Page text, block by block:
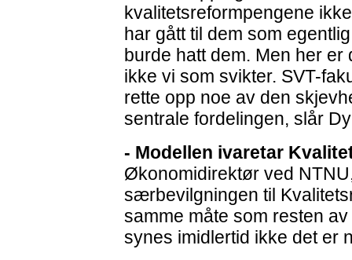
kvalitetsreformpengene ikke
har gått til dem som egentlig
burde hatt dem. Men her er
ikke vi som svikter. SVT-
rette opp noe av den
sentrale fordelingen, slår
- Modellen ivaretar
Økonomidirektør ved
særbevilgningen til
samme måte som resten
synes imidlertid ikke det er